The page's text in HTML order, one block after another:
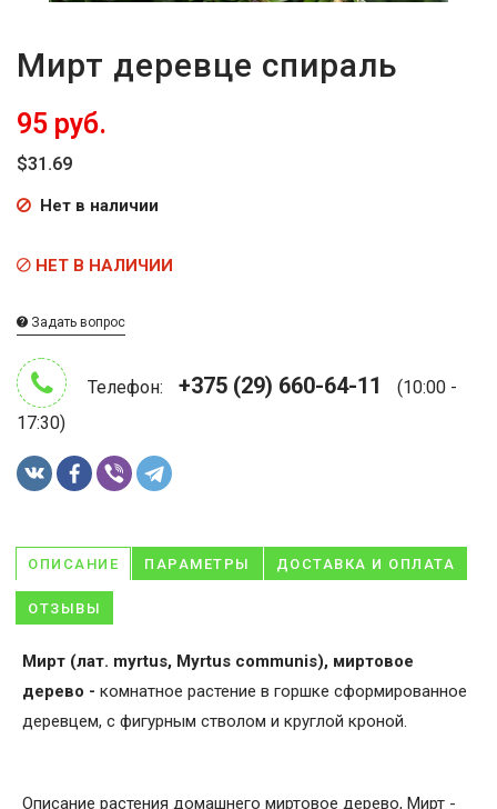
Мирт деревце спираль
95 руб.
$31.69
Нет в наличии
НЕТ В НАЛИЧИИ
Задать вопрос
Телефон: +375 (29) 660-64-11
(10:00 -
17:30)
ОПИСАНИЕ ПАРАМЕТРЫ ДОСТАВКА И ОПЛАТА
ОТЗЫВЫ
Мирт (лат. myrtus, Myrtus communis), миртовое
дерево - комнатное растение в горшке сформированное
деревцем, с фигурным стволом и круглой кроной.
Описание растения домашнего миртовое дерево, Мирт -